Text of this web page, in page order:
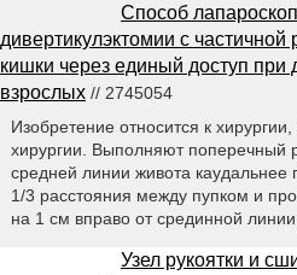
Способ
дивертикулэктомии с
кишки через единый доступ при
взрослых // 2745054
Изобретение относится к
хирургии. Выполняют поперечный
средней линии живота каудальнее
1/3 расстояния между пупком и
на 1 см вправо от срединной
Узел рукоятки и